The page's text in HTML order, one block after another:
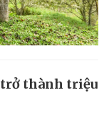
trở thành triệu